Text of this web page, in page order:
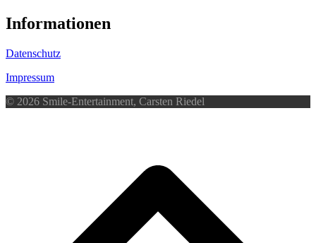
Informationen
Datenschutz
Impressum
© 2026 Smile-Entertainment, Carsten Riedel